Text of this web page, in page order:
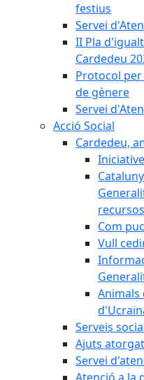
festius
Servei
II Pla
Cardedeu
Protocol
de gènere
Servei
Acció Social
Cardedeu,
recursos
Com
Vull
Animals
Serveis
Ajuts
Servei